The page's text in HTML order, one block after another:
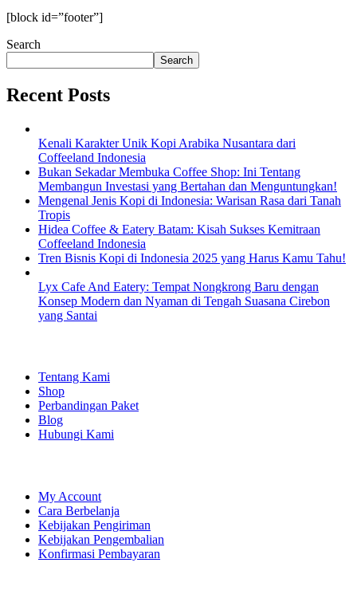
[block id=”footer”]
Search
Search
Recent Posts
Kenali Karakter Unik Kopi Arabika Nusantara dari
Coffeeland Indonesia
Bukan Sekadar Membuka Coffee Shop: Ini Tentang
Membangun Investasi yang Bertahan dan Menguntungkan!
Mengenal Jenis Kopi di Indonesia: Warisan Rasa dari Tanah
Tropis
Hidea Coffee & Eatery Batam: Kisah Sukses Kemitraan
Coffeeland Indonesia
Tren Bisnis Kopi di Indonesia 2025 yang Harus Kamu Tahu!
Lyx Cafe And Eatery: Tempat Nongkrong Baru dengan
Konsep Modern dan Nyaman di Tengah Suasana Cirebon
yang Santai
Tentang Kami
Shop
Perbandingan Paket
Blog
Hubungi Kami
My Account
Cara Berbelanja
Kebijakan Pengiriman
Kebijakan Pengembalian
Konfirmasi Pembayaran